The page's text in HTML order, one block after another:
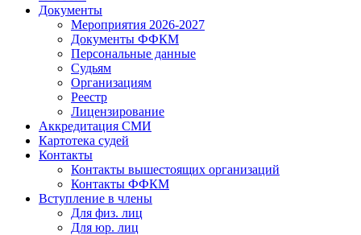
Документы
Мероприятия 2026-2027
Документы ФФКМ
Персональные данные
Судьям
Организациям
Реестр
Лицензирование
Аккредитация СМИ
Картотека судей
Контакты
Контакты вышестоящих организаций
Контакты ФФКМ
Вступление в члены
Для физ. лиц
Для юр. лиц